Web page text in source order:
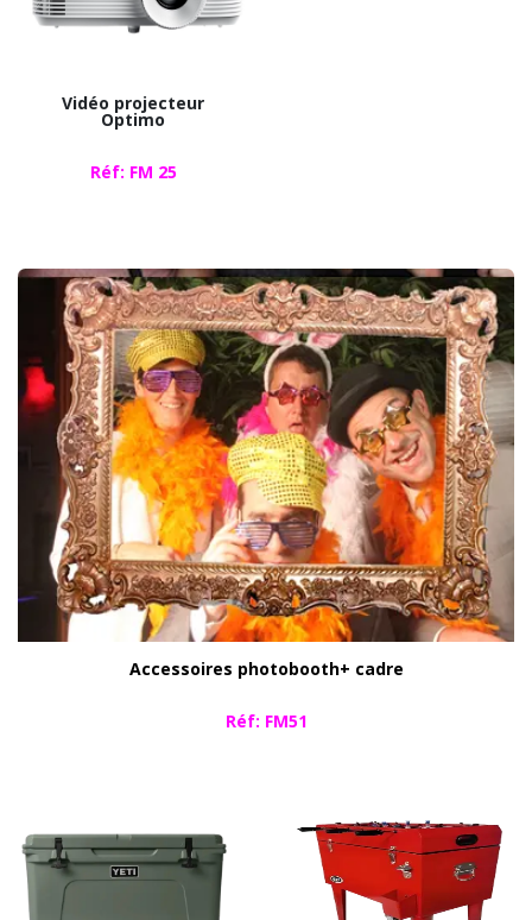
Vidéo projecteur
Optimo
Réf: FM 25
Accessoires photobooth+ cadre
Réf: FM51